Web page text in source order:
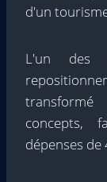
d'un
L'un des
concepts,
dépenses de